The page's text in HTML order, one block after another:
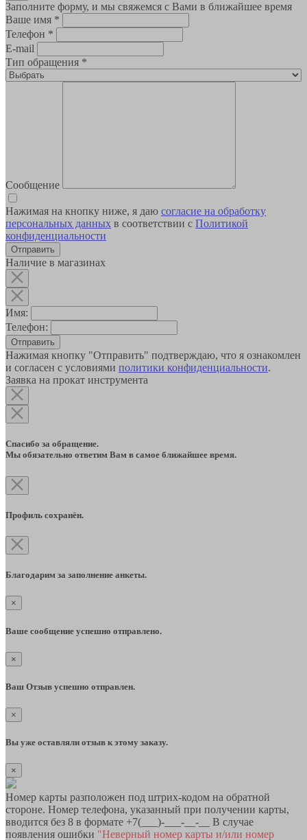
Заполните форму, и мы свяжемся с Вами в ближайшее время
Ваше имя *
Телефон *
E-mail
Тип обращения *
Сообщение
Нажимая на кнопку ниже, я даю согласие на обработку
персональных данных в соответствии с Политикой
конфиденциальности
Наличие в магазинах
Имя:
Телефон:
Отправить
Нажимая кнопку "Отправить" подтверждаю, что я ознакомлен
и согласен с условиями политики конфиденциальности.
Заявка на прокат инструмента
Спасибо за обращение.
Мы обязательно ответим Вам в самое ближайшее время.
Профиль сохранён.
Благодарим за заполнение анкеты.
×
Ваше сообщение успешно отправлено.
×
Ваш Отзыв успешно отправлен.
×
Вы уже оставляли отзыв к этому заказу.
×
Номер карты разположен под штрих-кодом на обратной
стороне. Номер телефона, указанный при получении карты,
вводится без 8 в формате +7(___)-___-__-__ В случае
появления ошибки "Неверный номер карты и/или номер